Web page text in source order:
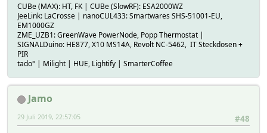
CUBe (MAX): HT, FK | CUBe (SlowRF): ESA2000WZ
JeeLink: LaCrosse | nanoCUL433: Smartwares SHS-51001-EU,
EM1000GZ
ZME_UZB1: GreenWave PowerNode, Popp Thermostat |
SIGNALDuino: HE877, X10 MS14A, Revolt NC-5462, IT Steckdosen +
PIR
tado° | Milight | HUE, Lightify | SmarterCoffee
Jamo
#48
29 Juli 2019, 22:57:05